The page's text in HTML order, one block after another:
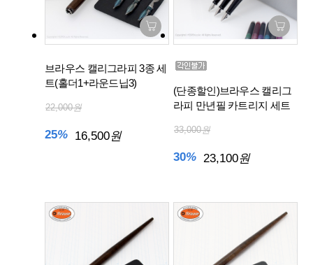
브라우스 캘리그라피 3종 세
트(홀더1+라운드닙3)
22,000원
25% 16,500원
(단종할인)브라우스 캘리그
라피 만년필 카트리지 세트
33,000원
30% 23,100원